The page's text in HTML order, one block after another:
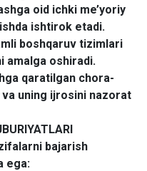
oid ichki me’yoriy
ishtirok etadi.
boshqaruv tizimlari
amalga oshiradi.
qaratilgan chora-
uning ijrosini nazorat
bajarish
ega: